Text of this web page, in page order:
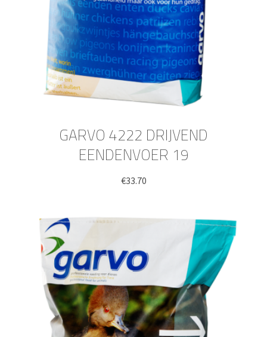
GARVO 4222 DRIJVEND
EENDENVOER 19
€33.70